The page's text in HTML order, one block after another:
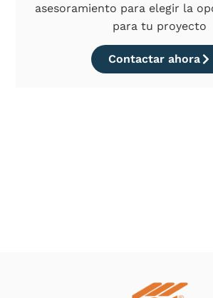
asesoramiento para elegir la
para tu proyecto
Contactar ahora